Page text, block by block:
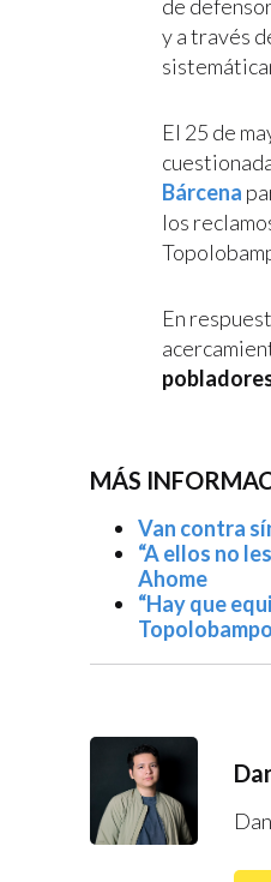
de
y a través
El 25 de
Bárcena
los
En
MÁS
Van contra
“A ellos no
Ahome
“Hay que